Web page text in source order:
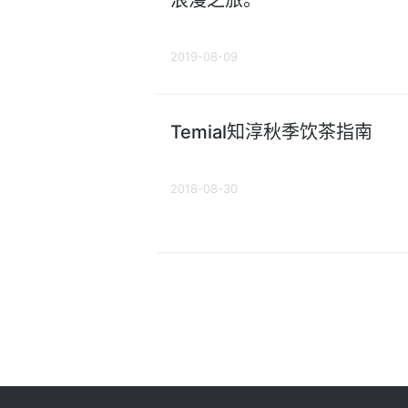
2019-08-09
Temial知淳秋季饮茶指南
2018-08-30